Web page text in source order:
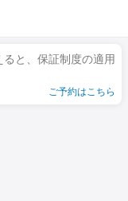
と、保証制度の適用
ご予約はこちら